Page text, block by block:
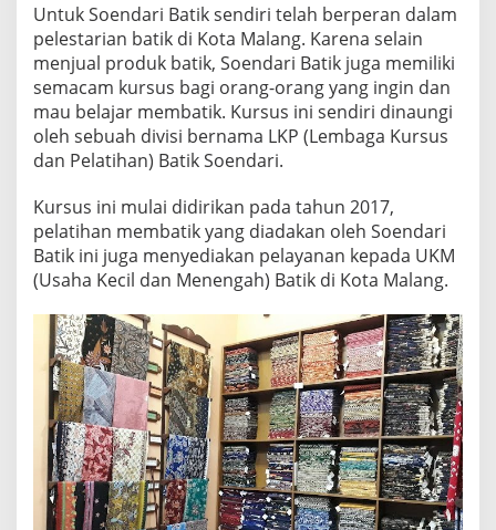
Untuk Soendari Batik sendiri telah berperan dalam
pelestarian batik di Kota Malang. Karena selain
menjual produk batik, Soendari Batik juga memiliki
semacam kursus bagi orang-orang yang ingin dan
mau belajar membatik. Kursus ini sendiri dinaungi
oleh sebuah divisi bernama LKP (Lembaga Kursus
dan Pelatihan) Batik Soendari.
Kursus ini mulai didirikan pada tahun 2017,
pelatihan membatik yang diadakan oleh Soendari
Batik ini juga menyediakan pelayanan kepada UKM
(Usaha Kecil dan Menengah) Batik di Kota Malang.